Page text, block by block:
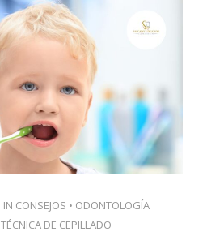
IN CONSEJOS • ODONTOLOGÍA
TÉCNICA DE CEPILLADO